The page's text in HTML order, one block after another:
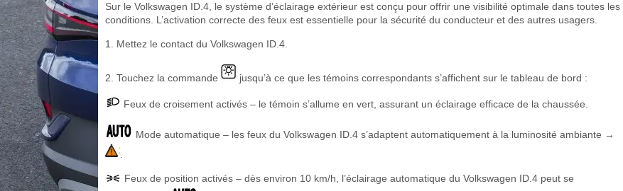
Sur le Volkswagen ID.4, le système d’éclairage extérieur est conçu pour offrir une visibilité optimale dans toutes les
conditions. L’activation correcte des feux est essentielle pour la sécurité du conducteur et des autres usagers.
1. Mettez le contact du Volkswagen ID.4.
2. Touchez la commande jusqu’à ce que les témoins correspondants s’affichent sur le tableau de bord :
Feux de croisement activés – le témoin s’allume en vert, assurant un éclairage efficace de la chaussée.
Mode automatique – les feux du Volkswagen ID.4 s’adaptent automatiquement à la luminosité ambiante →
Feux de position activés – dès environ 10 km/h, l’éclairage automatique du Volkswagen ID.4 peut se